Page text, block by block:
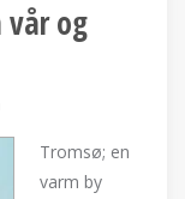
vår og
Tromsø; en
varm by